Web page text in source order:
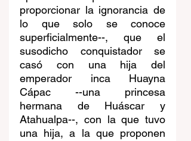
proporcionar la ignorancia de
lo que solo se conoce
superficialmente--, que el
susodicho conquistador se
casó con una hija del
emperador inca Huayna
Cápac --una princesa
hermana de Huáscar y
Atahualpa--, con la que tuvo
una hija, a la que proponen